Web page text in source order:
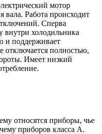
мотор
вала. Работа происходит
Сперва
внутри холодильника
и поддерживает
отключается полностью,
Имеет низкий
относятся приборы, чье
приборов класса А.